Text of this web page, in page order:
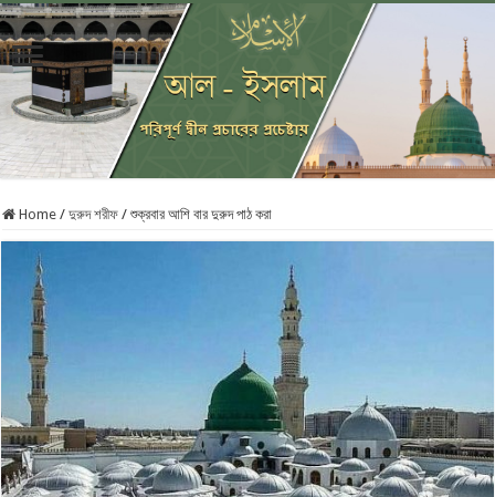
Home / দুরুদ শরীফ / শুক্রবার আশি বার দুরুদ পাঠ করা